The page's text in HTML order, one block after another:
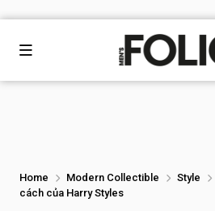
Home Modern Collectible Style
cách của Harry Styles